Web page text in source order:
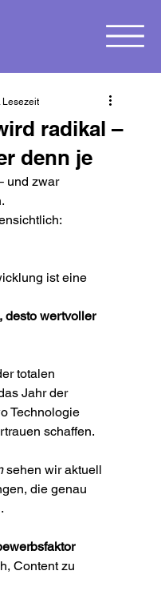
radikal –
denn je
Lesezeit
und zwar
ist eine
desto wertvoller
totalen
Jahr der
Technologie
schaffen.
sehen wir aktuell
die genau
Content zu